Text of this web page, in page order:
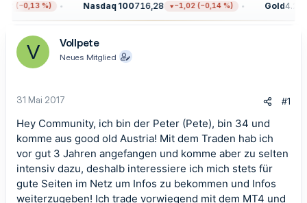
r
m
(−0,13 %) Nasdaq 100716,28 −1,02 (−0,14 %) Gold
V Vollpete
Neues Mitglied
31 Mai 2017 #1
Hey Community, ich bin der Peter (Pete), bin 34 und
komme aus good old Austria! Mit dem Traden hab ich
vor gut 3 Jahren angefangen und komme aber zu selten
intensiv dazu, deshalb interessiere ich mich stets für
gute Seiten im Netz um Infos zu bekommen und Infos
weiterzugeben! Ich trade vorwiegend mit dem MT4 und